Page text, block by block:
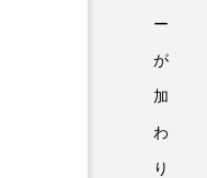
ー
が
加
わ
り